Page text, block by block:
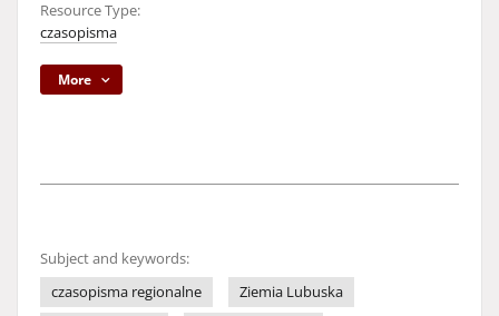
Resource Type:
czasopisma
More
Subject and keywords:
czasopisma regionalne
Ziemia Lubuska